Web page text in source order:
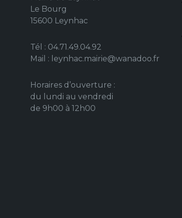
Le Bourg
15600 Leynhac
Tél : 04.71.49.04.92
Mail : leynhac.mairie@wanadoo.fr
Horaires d’ouverture :
du lundi au vendredi
de 9h00 à 12h00